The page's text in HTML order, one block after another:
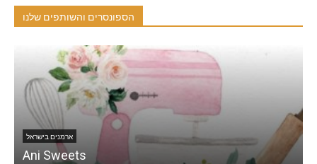
הספונסרים והשותפים שלנו
ארמנים בישראל
Ani Sweets